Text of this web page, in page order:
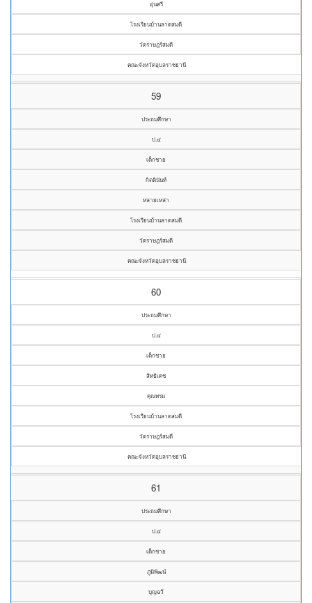
อุ่นศรี
โรงเรียนบ้านลาดสมดี
วัดราษฎร์สมดี
คณะจังหวัดอุบลราชธานี
59
ประถมศึกษา
ป.๔
เด็กชาย
กิตตินันท์
หลายเหล่า
โรงเรียนบ้านลาดสมดี
วัดราษฎร์สมดี
คณะจังหวัดอุบลราชธานี
60
ประถมศึกษา
ป.๔
เด็กชาย
สิทธิเดช
คุณพรม
โรงเรียนบ้านลาดสมดี
วัดราษฎร์สมดี
คณะจังหวัดอุบลราชธานี
61
ประถมศึกษา
ป.๔
เด็กชาย
ภูมิพัฒน์
บุญฉวี